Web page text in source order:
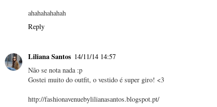
ahahahahahah
Reply
Liliana Santos 14/11/14 14:57
Não se nota nada :p
Gostei muito do outfit, o vestido é super giro! <3
http://fashionavenuebylilianasantos.blogspot.pt/